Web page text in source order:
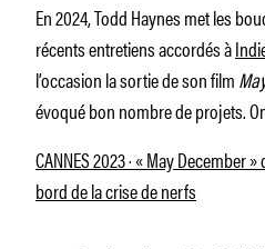
En 2024, Todd Haynes met les
récents entretiens accordés à
l’occasion la sortie de son film
évoqué bon nombre de projets.
CANNES 2023 · « May December
bord de la crise de nerfs